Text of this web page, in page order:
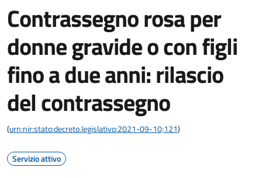
Contrassegno rosa per
donne gravide o con figli
fino a due anni: rilascio
del contrassegno
(urn:nir:stato:decreto.legislativo:2021-09-10;121)
Servizio attivo